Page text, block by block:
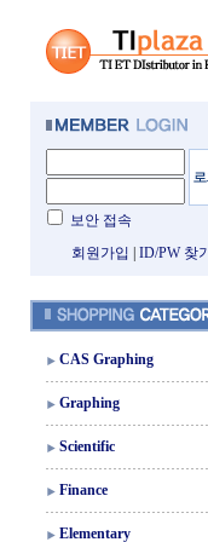
보안 접속
회원가입
ID/PW 찾기
CAS Graphing
Graphing
Scientific
Finance
Elementary